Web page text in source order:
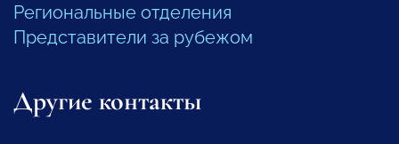
Региональные отделения
Представители за рубежом
Другие контакты